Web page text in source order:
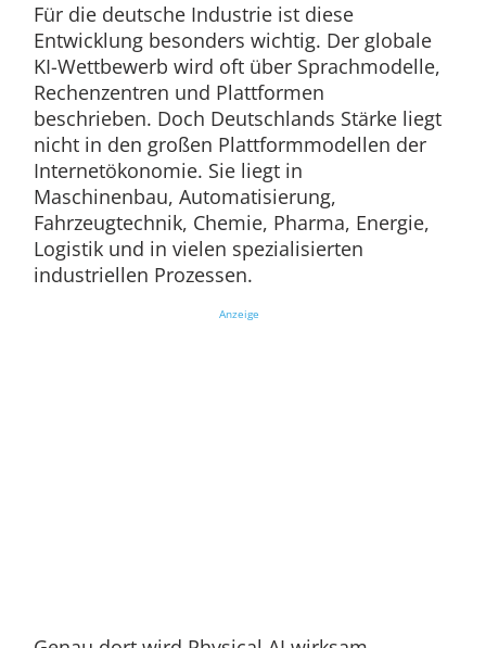
Für die deutsche Industrie ist diese
Entwicklung besonders wichtig. Der globale
KI-Wettbewerb wird oft über Sprachmodelle,
Rechenzentren und Plattformen
beschrieben. Doch Deutschlands Stärke liegt
nicht in den großen Plattformmodellen der
Internetökonomie. Sie liegt in
Maschinenbau, Automatisierung,
Fahrzeugtechnik, Chemie, Pharma, Energie,
Logistik und in vielen spezialisierten
industriellen Prozessen.
Anzeige